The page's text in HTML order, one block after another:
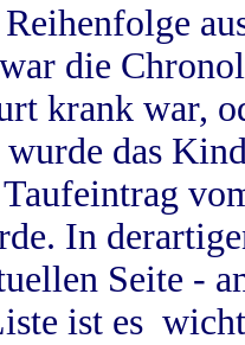
die
krank war,
das
Taufeintrag
In
Seite -
ist es